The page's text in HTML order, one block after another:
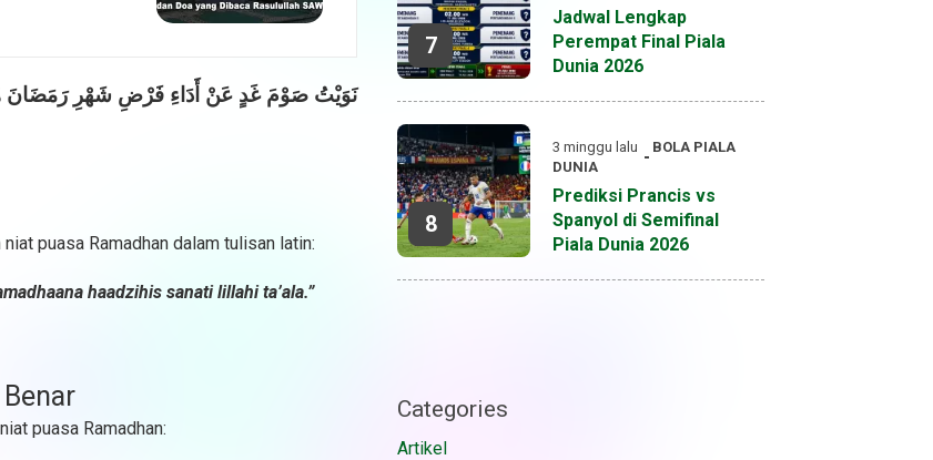
نَوَيْتُ صَوْمَ غَدٍ عَنْ أَدَاءِ فَرْضِ شَهْرِ رَمَضَانَ
puasa Ramadhan dalam tulisan latin:
haadzihis sanati lillahi ta’ala.”
puasa Ramadhan:
7
Jadwal Lengkap
Perempat Final Piala
Dunia 2026
8
3 minggu lalu BOLA PIALA
DUNIA
Prediksi Prancis vs
Spanyol di Semifinal
Piala Dunia 2026
Categories
Artikel